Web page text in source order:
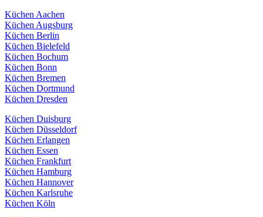
Küchen Aachen
Küchen Augsburg
Küchen Berlin
Küchen Bielefeld
Küchen Bochum
Küchen Bonn
Küchen Bremen
Küchen Dortmund
Küchen Dresden
Küchen Duisburg
Küchen Düsseldorf
Küchen Erlangen
Küchen Essen
Küchen Frankfurt
Küchen Hamburg
Küchen Hannover
Küchen Karlsruhe
Küchen Köln